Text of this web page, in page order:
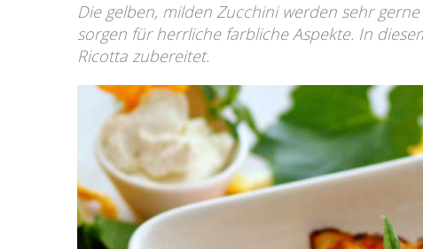
Die gelben, milden Zucchini werden sehr
sorgen für herrliche farbliche Aspekte. In
Ricotta zubereitet.